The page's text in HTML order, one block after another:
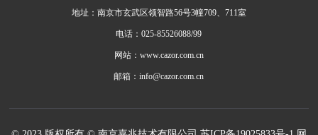
地址：南京市玄武区领智路56号3幢709、711室
电话：025-85526088/99
网站：www.cazor.com.cn
邮箱：info@cazor.com.cn